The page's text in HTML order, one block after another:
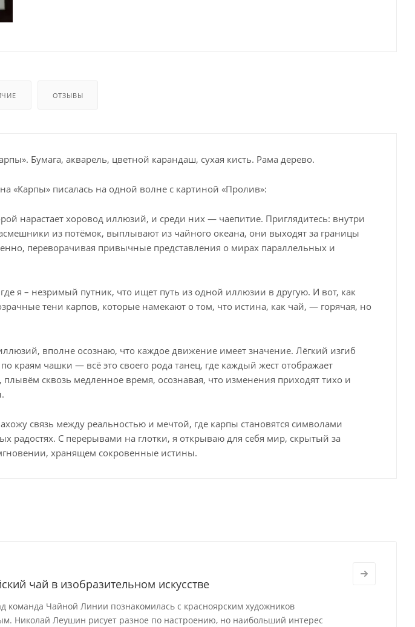
ОТЗЫВЫ
Бумага, акварель, цветной карандаш, сухая кисть. Рама дерево.
«Карпы» писалась на одной волне с картиной «Пролив»:
нарастает хоровод иллюзий, и среди них — чаепитие. Приглядитесь: внутри
из потёмок, выплывают из чайного океана, они выходят за границы
переворачивая привычные представления о мирах параллельных и
я – незримый путник, что ищет путь из одной иллюзии в другую. И вот, как
тени карпов, которые намекают о том, что истина, как чай, — горячая, но
вполне осознаю, что каждое движение имеет значение. Лёгкий изгиб
краям чашки — всё это своего рода танец, где каждый жест отображает
сквозь медленное время, осознавая, что изменения приходят тихо и
связь между реальностью и мечтой, где карпы становятся символами
С перерывами на глотки, я открываю для себя мир, скрытый за
хранящем сокровенные истины.
чай в изобразительном искусстве
команда Чайной Линии познакомилась с красноярским художников
Николай Леушин рисует разное по настроению, но наибольший интерес